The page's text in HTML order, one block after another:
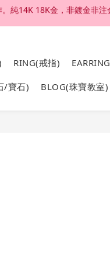
加入官網會員，
加入官網會員，
RING(戒指)
/寶石) BLOG(珠寶教室)